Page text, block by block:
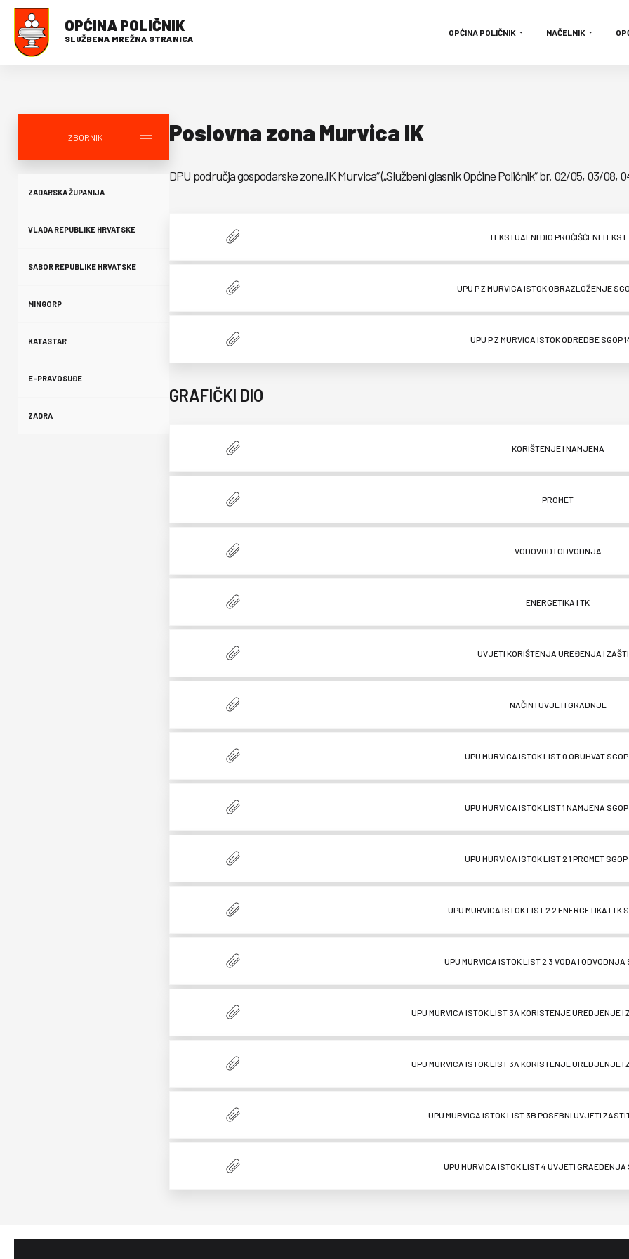
OPĆINA POLIČNIK
SLUŽBENA MREŽNA STRANICA
OPĆINA POLIČNIK NAČELNIK
IZBORNIK
ZADARSKA ŽUPANIJA
VLADA REPUBLIKE HRVATSKE
SABOR REPUBLIKE HRVATSKE
MINGORP
KATASTAR
E-PRAVOSUĐE
ZADRA
Poslovna zona Murvica IK
DPU područja gospodarske zone„IK Murvica“ („Službeni glasnik Općine Poličnik“ br. 02/05, 03/08,
TEKSTUALNI DIO PROČIŠĆENI TEKST
UPU P Z MURVICA ISTOK OBRAZLOŽENJE
UPU P Z MURVICA ISTOK ODREDBE SGOP
GRAFIČKI DIO
KORIŠTENJE I NAMJENA
PROMET
VODOVOD I ODVODNJA
ENERGETIKA I TK
UVJETI KORIŠTENJA UREĐENJA I
NAČIN I UVJETI GRADNJE
UPU MURVICA ISTOK LIST 0 OBUHVAT
UPU MURVICA ISTOK LIST 1 NAMJENA
UPU MURVICA ISTOK LIST 2 1 PROMET
UPU MURVICA ISTOK LIST 2 2 ENERGETIKA I TK
UPU MURVICA ISTOK LIST 2 3 VODA I ODVODNJA
UPU MURVICA ISTOK LIST 3A KORISTENJE UREDJENJE I
UPU MURVICA ISTOK LIST 3A KORISTENJE UREDJENJE I
UPU MURVICA ISTOK LIST 3B POSEBNI UVJETI
UPU MURVICA ISTOK LIST 4 UVJETI GRAEDENJA